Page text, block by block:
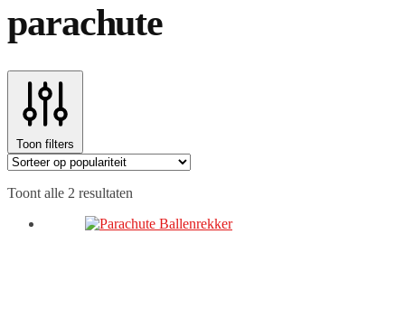
parachute
Toon filters
Toont alle 2 resultaten
populariteit